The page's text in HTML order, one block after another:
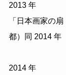
2013 年
「日本画家の
都）同 2014 年
2014 年